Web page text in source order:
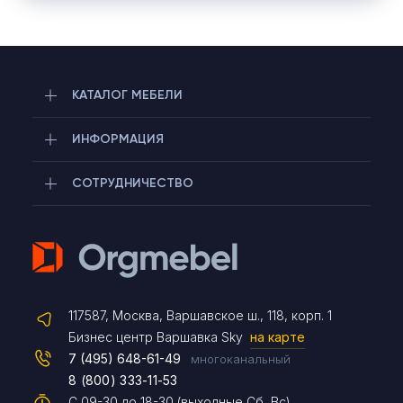
КАТАЛОГ МЕБЕЛИ
ИНФОРМАЦИЯ
СОТРУДНИЧЕСТВО
117587, Москва, Варшавское ш., 118, корп. 1
Бизнес центр Варшавка Sky на карте
7 (495) 648-61-49 многоканальный
8 (800) 333-11-53
Telegram
Max
Чат на сайте